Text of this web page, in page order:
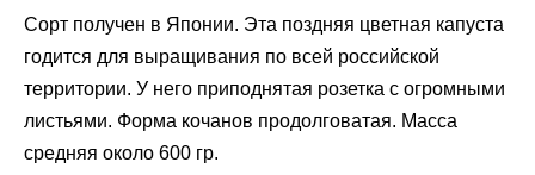
Сорт получен в Японии. Эта поздняя цветная капуста
годится для выращивания по всей российской
территории. У него приподнятая розетка с огромными
листьями. Форма кочанов продолговатая. Масса
средняя около 600 гр.